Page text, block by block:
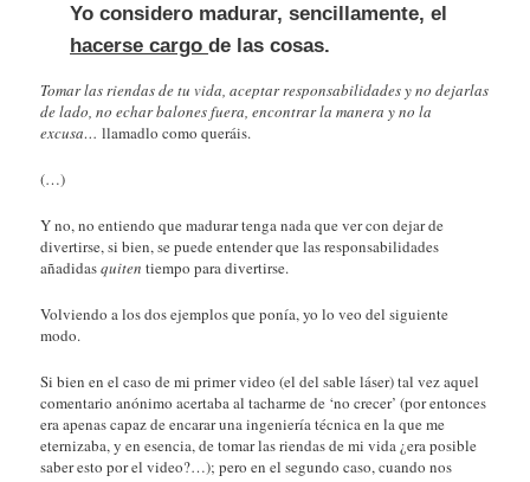
Yo considero madurar, sencillamente, el
hacerse cargode las cosas.
Tomar las riendas de tu vida, aceptar responsabilidades y no dejarlas
de lado, no echar balones fuera, encontrar la manera y no la
excusa…llamadlo como queráis.
(…)
Y no, no entiendo que madurar tenga nada que ver con dejar de
divertirse, si bien, se puede entender que las responsabilidades
añadidasquiten tiempo para divertirse.
Volviendo a los dos ejemplos que ponía, yo lo veo del siguiente
modo.
Si bien en el caso de mi primer video (el del sable láser) tal vez aquel
comentario anónimo acertaba al tacharme de ‘no crecer’ (por entonces
era apenas capaz de encarar una ingeniería técnica en la que me
eternizaba, y en esencia, de tomar las riendas de mi vida ¿era posible
saber esto por el video?…); pero en el segundo caso, cuando nos